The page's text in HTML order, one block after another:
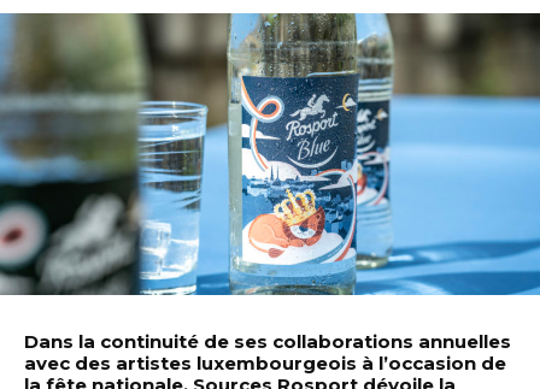
Dans la continuité de ses collaborations annuelles
avec des artistes luxembourgeois à l’occasion de